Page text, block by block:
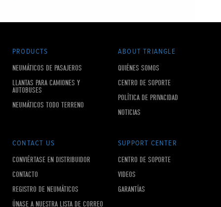
PRODUCTS
NEUMÁTICOS DE PASAJEROS
LLANTAS PARA CAMIONES Y
AUTOBUSES
NEUMÁTICOS TODO TERRENO
ABOUT TRIANGLE
QUIÉNES SOMOS
CENTRO DE SOPORTE
POLÍTICA DE PRIVACIDAD
NOTICIAS
CONTACT US
CONVIÉRTASE EN DISTRIBUIDOR
CONTACTO
REGISTRO DE NEUMÁTICOS
ÚNASE A NUESTRA LISTA DE CORREO
SUPPORT CENTER
CENTRO DE SOPORTE
VIDEOS
GARANTÍAS